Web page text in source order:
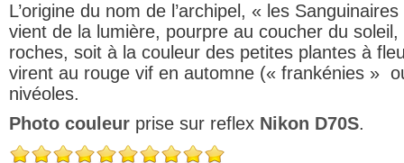
L’origine du nom de l’archipel, « les
vient de la lumière, pourpre au coucher du
roches, soit à la couleur des petites plantes à
virent au rouge vif en automne (« frankénies »
nivéoles.
Photo couleur prise sur reflex Nikon D70S.